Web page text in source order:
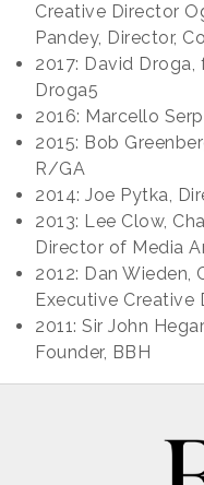
Creative Director
Pandey, Director,
2017: David
Droga5
2016: Marcello
2015: Bob
R/GA
2014: Joe Pytka,
2013: Lee Clow,
Director of Media
2012: Dan Wieden,
Executive Creative
2011: Sir John
Founder, BBH